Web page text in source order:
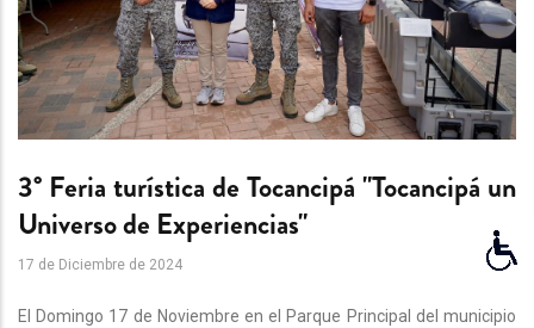
3° Feria turística de Tocancipá "Tocancipá un
Universo de Experiencias"
17 de Diciembre de 2024
El Domingo 17 de Noviembre en el Parque Principal del municipio